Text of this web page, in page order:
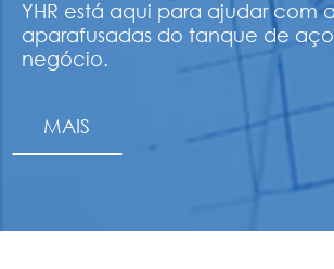
YHR está aqui para ajudar com
aparafusadas do tanque de
negócio.
MAIS